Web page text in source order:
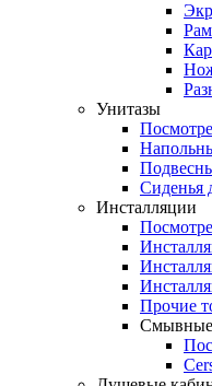
Унитазы
Сиденья
Инсталляции
Прочие